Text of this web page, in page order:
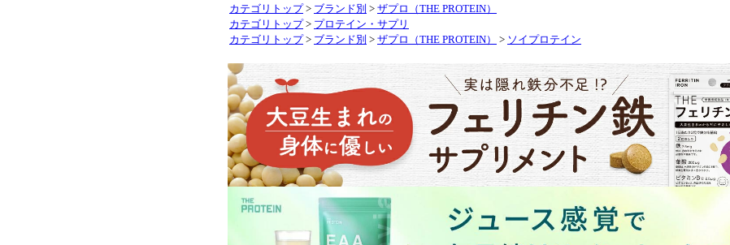
カテゴリトップ > ブランド別 > ザプロ（THE PROTEIN）
カテゴリトップ > プロテイン・サプリ
カテゴリトップ > ブランド別 > ザプロ（THE PROTEIN） > ソイプロテイン